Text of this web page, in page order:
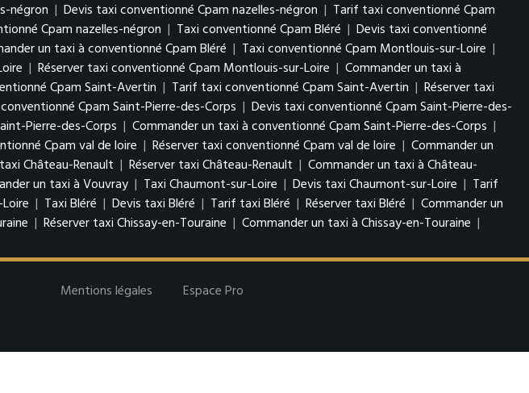
négron | Devis taxi conventionné Cpam nazelles-négron | Tarif taxi conventionné Cpam
Cpam nazelles-négron | Taxi conventionné Cpam Bléré | Devis taxi conventionné
un taxi à conventionné Cpam Bléré | Taxi conventionné Cpam Montlouis-sur-Loire |
| Réserver taxi conventionné Cpam Montlouis-sur-Loire | Commander un taxi à
Cpam Saint-Avertin | Tarif taxi conventionné Cpam Saint-Avertin | Réserver taxi
Cpam Saint-Pierre-des-Corps | Devis taxi conventionné Cpam Saint-Pierre-des-
Pierre-des-Corps | Commander un taxi à conventionné Cpam Saint-Pierre-des-Corps |
Cpam val de loire | Réserver taxi conventionné Cpam val de loire | Commander un
Château-Renault | Réserver taxi Château-Renault | Commander un taxi à Château-
un taxi à Vouvray | Taxi Chaumont-sur-Loire | Devis taxi Chaumont-sur-Loire | Tarif
| Taxi Bléré | Devis taxi Bléré | Tarif taxi Bléré | Réserver taxi Bléré | Commander un
| Réserver taxi Chissay-en-Touraine | Commander un taxi à Chissay-en-Touraine |
Mentions légales Espace Pro